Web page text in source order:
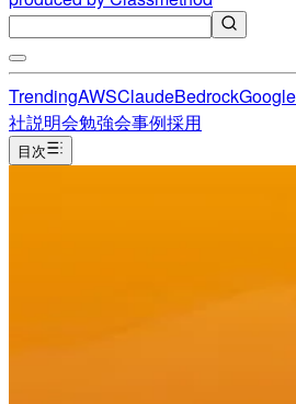
TrendingAWSClaudeBedrock
社説明会勉強会事例採用
目次